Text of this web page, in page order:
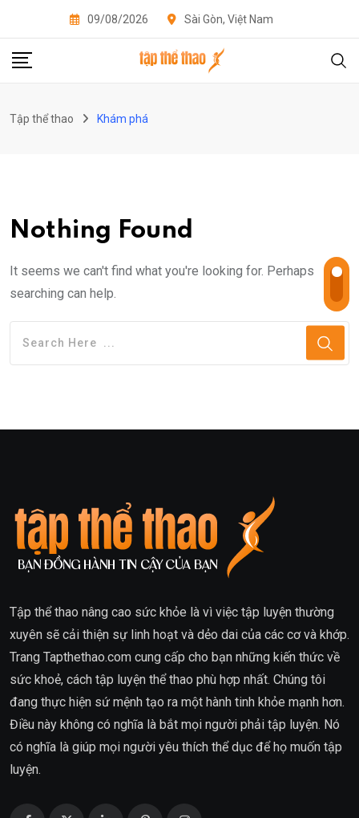
content
09/08/2026 Sài Gòn, Việt Nam
Tập thể thao Khám phá
Nothing Found
It seems we can't find what you're looking for. Perhaps
searching can help.
Tập thể thao nâng cao sức khỏe là vì việc tập luyện thường
xuyên sẽ cải thiện sự linh hoạt và dẻo dai của các cơ và khớp.
Trang Tapthethao.com cung cấp cho bạn những kiến thức về
sức khoẻ, cách tập luyện thể thao phù hợp nhất. Chúng tôi
đang thực hiện sứ mệnh tạo ra một hành tinh khỏe mạnh hơn.
Điều này không có nghĩa là bắt mọi người phải tập luyện. Nó
có nghĩa là giúp mọi người yêu thích thể dục để họ muốn tập
luyện.